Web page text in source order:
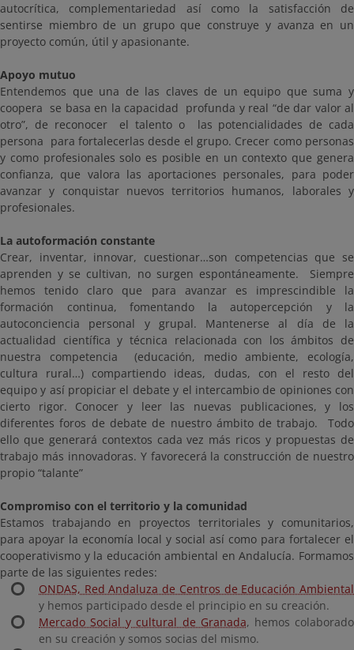
autocrítica, complementariedad así como la satisfacción de
sentirse miembro de un grupo que construye y avanza en un
proyecto común, útil y apasionante.
Apoyo mutuo
Entendemos que una de las claves de un equipo que suma y
coopera se basa en la capacidad profunda y real “de dar valor al
otro”, de reconocer el talento o las potencialidades de cada
persona para fortalecerlas desde el grupo. Crecer como personas
y como profesionales solo es posible en un contexto que genera
confianza, que valora las aportaciones personales, para poder
avanzar y conquistar nuevos territorios humanos, laborales y
profesionales.
La autoformación constante
Crear, inventar, innovar, cuestionar…son competencias que se
aprenden y se cultivan, no surgen espontáneamente. Siempre
hemos tenido claro que para avanzar es imprescindible la
formación continua, fomentando la autopercepción y la
autoconciencia personal y grupal. Mantenerse al día de la
actualidad científica y técnica relacionada con los ámbitos de
nuestra competencia (educación, medio ambiente, ecología,
cultura rural…) compartiendo ideas, dudas, con el resto del
equipo y así propiciar el debate y el intercambio de opiniones con
cierto rigor. Conocer y leer las nuevas publicaciones, y los
diferentes foros de debate de nuestro ámbito de trabajo. Todo
ello que generará contextos cada vez más ricos y propuestas de
trabajo más innovadoras. Y favorecerá la construcción de nuestro
propio “talante”
Compromiso con el territorio y la comunidad
Estamos trabajando en proyectos territoriales y comunitarios,
para apoyar la economía local y social así como para fortalecer el
cooperativismo y la educación ambiental en Andalucía. Formamos
parte de las siguientes redes:
ONDAS, Red Andaluza de Centros de Educación Ambiental
y hemos participado desde el principio en su creación.
Mercado Social y cultural de Granada, hemos colaborado
en su creación y somos socias del mismo.